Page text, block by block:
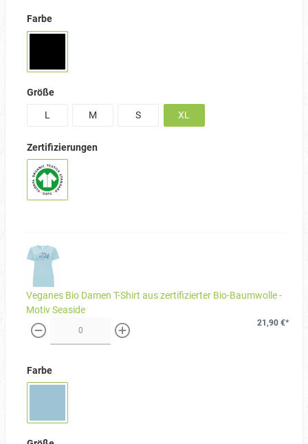
Farbe
Größe
L
M S XL
Zertifizierungen
Veganes Bio Damen T-Shirt aus zertifizierter Bio-Baumwolle -
Motiv Seaside
weniger mehr
21,90 €*
Farbe